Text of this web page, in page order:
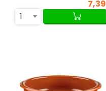
7,39
1